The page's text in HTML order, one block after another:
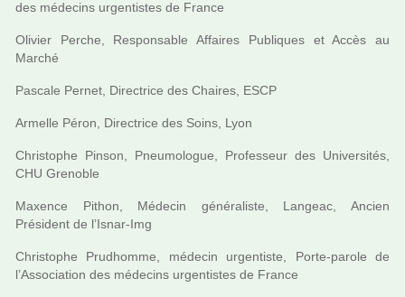
des méde­cins urgen­tis­tes de France
Olivier Perche, Responsable Affaires Publiques et Accès au
Marché
Pascale Pernet, Directrice des Chaires, ESCP
Armelle Péron, Directrice des Soins, Lyon
Christophe Pinson, Pneumologue, Professeur des Universités,
CHU Grenoble
Maxence Pithon, Médecin géné­ra­liste, Langeac, Ancien
Président de l’Isnar-Img
Christophe Prudhomme, méde­cin urgen­tiste, Porte-parole de
l’Association des méde­cins urgen­tis­tes de France